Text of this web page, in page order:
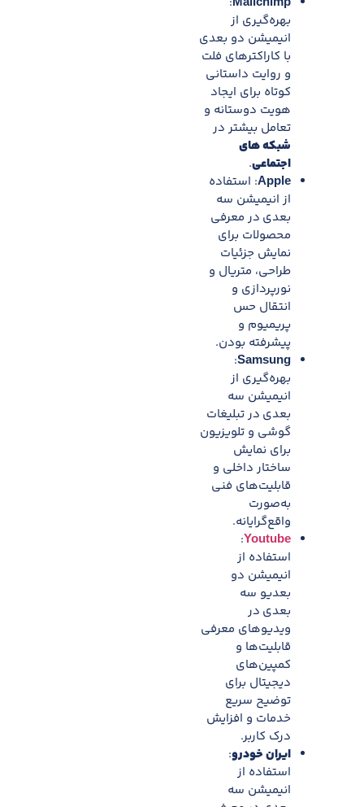
بهره‌گیری از
انیمیشن دو ‌بعدی
با کاراکترهای فلت
و روایت داستانی
کوتاه برای ایجاد
هویت دوستانه و
تعامل بیشتر در
شبکه های
اجتماعی.
Apple: استفاده
از انیمیشن سه
بعدی در معرفی
محصولات برای
نمایش جزئیات
طراحی، متریال و
نورپردازی و
انتقال حس
پریمیوم و
پیشرفته بودن.
Samsung
:
بهره‌گیری از
انیمیشن سه
بعدی در تبلیغات
گوشی و تلویزیون
برای نمایش
ساختار داخلی و
قابلیت‌های فنی
به‌صورت
واقع‌گرایانه.
Youtube
:
استفاده از
انیمیشن دو
‌بعدیو سه
بعدی در
ویدیوهای معرفی
قابلیت‌ها و
کمپین‌های
دیجیتال برای
توضیح سریع
خدمات و افزایش
درک کاربر.
ایران خودرو:
استفاده از
انیمیشن سه